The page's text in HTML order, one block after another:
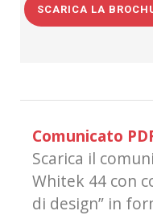
SCARICA LA
Comunicato
Scarica il
Whitek 44 con
di design” in